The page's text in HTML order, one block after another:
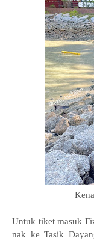
Untuk tiket masuk
nak ke Tasik